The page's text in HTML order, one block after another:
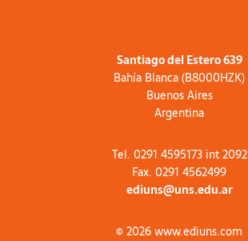
Santiago del Estero 639
Bahía Blanca (B8000HZK)
Buenos Aires
Argentina
Tel. 0291 4595173 int 2092
Fax. 0291 4562499
ediuns@uns.edu.ar
© 2026 www.ediuns.com